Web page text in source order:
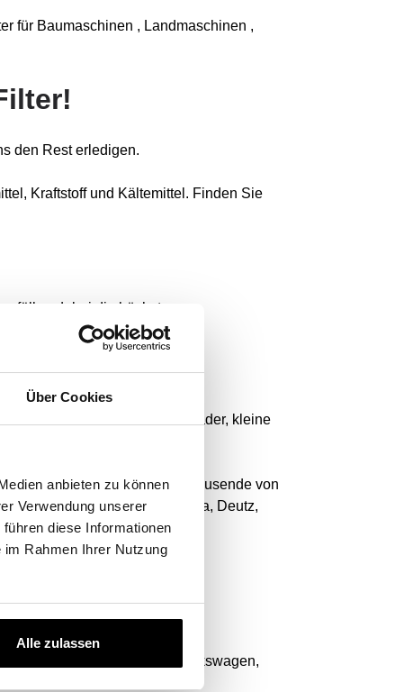
Über Cookies
anbieten zu können
Verwendung unserer
diese Informationen
Rahmen Ihrer Nutzung
Alle zulassen
für Baumaschinen , Landmaschinen ,
den Rest erledigen.
Kraftstoff und Kältemittel. Finden Sie
dabei die höchsten
Muldenkipper, Traktoren, Lader, kleine
Unsere Datenbank umfasst Tausende von
Claas, Yamaha, Kubota, Deutz,
Vans.
wie: BMW, Audi, Toyota, Volkswagen,